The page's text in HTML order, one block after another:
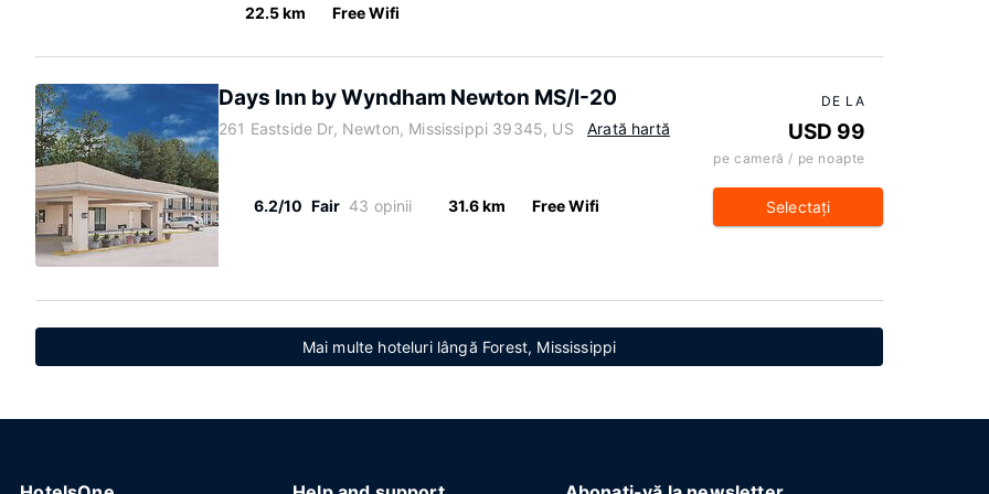
22.5 km Free Wifi
Days Inn by Wyndham Newton MS/I-20
261 Eastside Dr, Newton, Mississippi 39345, US Arată hartă
6.2/10 Fair 43 opinii 31.6 km Free Wifi
DE LA
USD 99
pe cameră / pe noapte
Selectaţi
Mai multe hoteluri lângă Forest, Mississippi